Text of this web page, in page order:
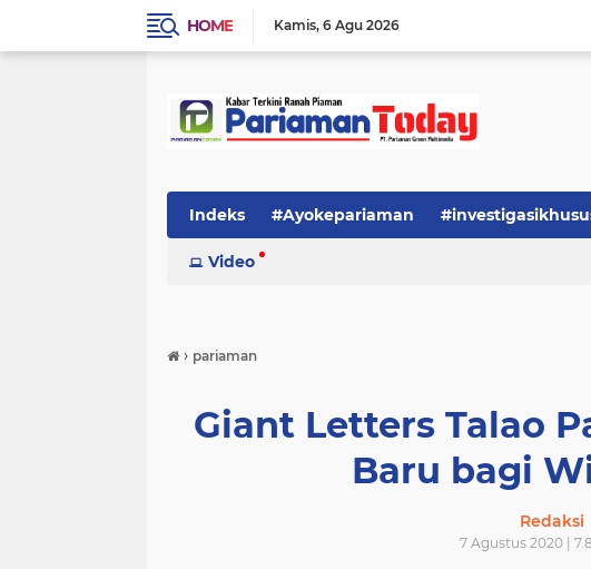
HOME Kamis 6 Agu 2026
Indeks #Ayokepariaman
Video
› pariaman
Giant Letters Talao
Baru bagi
Redaksi
7 Agustus 2020 |